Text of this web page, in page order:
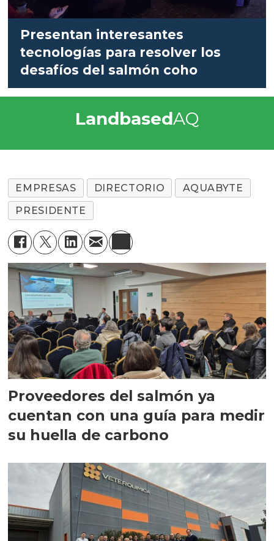
Presentan interesantes
tecnologías para resolver los
desafíos del salmón coho
LandbasedAQ
EMPRESAS DIRECTORIO
AQUABYTE
PRESIDENTE
Proveedores del salmón ya
cuentan con una guía para medir
su huella de carbono